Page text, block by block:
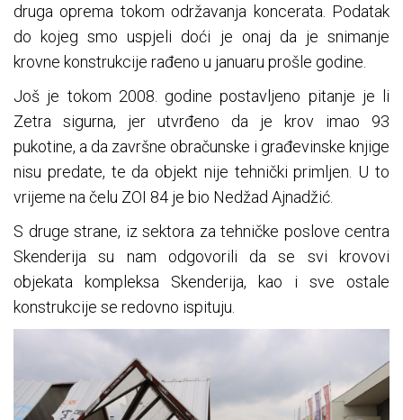
druga oprema tokom održavanja koncerata. Podatak
do kojeg smo uspjeli doći je onaj da je snimanje
krovne konstrukcije rađeno u januaru prošle godine.
Još je tokom 2008. godine postavljeno pitanje je li
Zetra sigurna, jer utvrđeno da je krov imao 93
pukotine, a da završne obračunske i građevinske knjige
nisu predate, te da objekt nije tehnički primljen. U to
vrijeme na čelu ZOI 84 je bio Nedžad Ajnadžić.
S druge strane, iz sektora za tehničke poslove centra
Skenderija su nam odgovorili da se svi krovovi
objekata kompleksa Skenderija, kao i sve ostale
konstrukcije se redovno ispituju.